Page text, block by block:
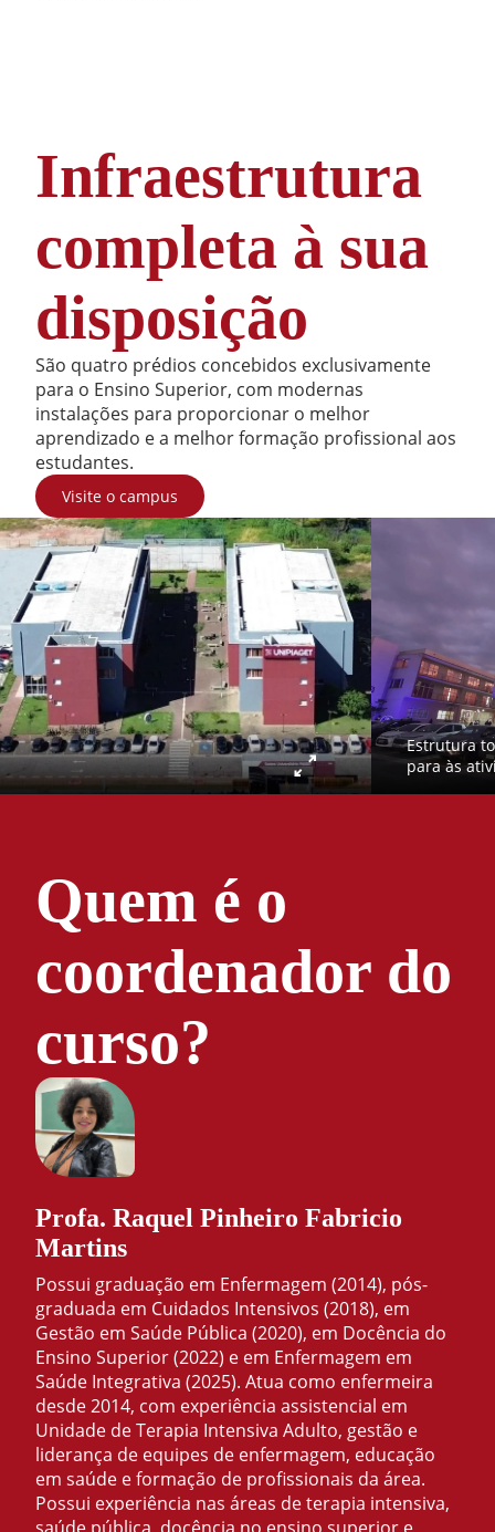
Infraestrutura
completa à sua
disposição
São quatro prédios concebidos exclusivamente
para o Ensino Superior, com modernas
instalações para proporcionar o melhor
aprendizado e a melhor formação profissional aos
estudantes.
Visite o campus
Estrutura
para às
Quem é o
coordenador do
curso?
Profa. Raquel Pinheiro Fabricio
Martins
Possui graduação em Enfermagem (2014), pós-
graduada em Cuidados Intensivos (2018), em
Gestão em Saúde Pública (2020), em Docência do
Ensino Superior (2022) e em Enfermagem em
Saúde Integrativa (2025). Atua como enfermeira
desde 2014, com experiência assistencial em
Unidade de Terapia Intensiva Adulto, gestão e
liderança de equipes de enfermagem, educação
em saúde e formação de profissionais da área.
Possui experiência nas áreas de terapia intensiva,